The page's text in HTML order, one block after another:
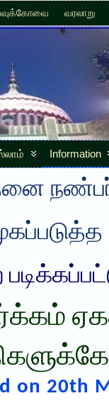
வரலாறு
Information
on 20th